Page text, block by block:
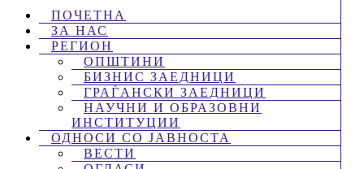
ПОЧЕТНА
ЗА НАС
РЕГИОН
ОПШТИНИ
БИЗНИС ЗАЕДНИЦИ
ГРАЃАНСКИ ЗАЕДНИЦИ
НАУЧНИ И ОБРАЗОВНИ
ИНСТИТУЦИИ
ОДНОСИ СО ЈАВНОСТА
ВЕСТИ